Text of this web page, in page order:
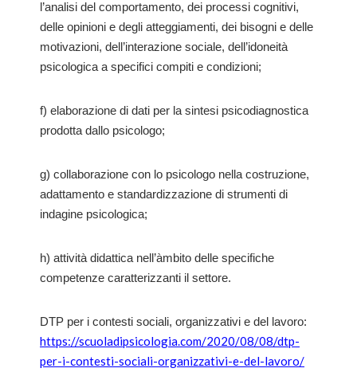
l’analisi del comportamento, dei processi cognitivi,
delle opinioni e degli atteggiamenti, dei bisogni e delle
motivazioni, dell’interazione sociale, dell’idoneità
psicologica a specifici compiti e condizioni;
f) elaborazione di dati per la sintesi psicodiagnostica
prodotta dallo psicologo;
g) collaborazione con lo psicologo nella costruzione,
adattamento e standardizzazione di strumenti di
indagine psicologica;
h) attività didattica nell’àmbito delle specifiche
competenze caratterizzanti il settore.
DTP per i contesti sociali, organizzativi e del lavoro:
https://scuoladipsicologia.com/2020/08/08/dtp-
per-i-contesti-sociali-organizzativi-e-del-lavoro/